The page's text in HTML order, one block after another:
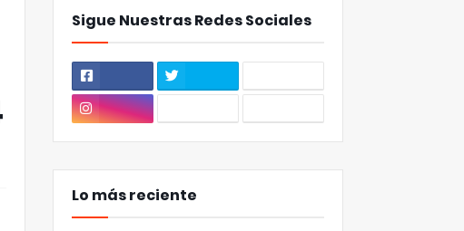
Sigue Nuestras Redes Sociales
Lo más reciente